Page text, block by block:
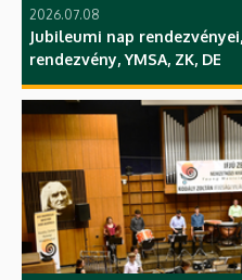
2026.07.08
Jubileumi nap
rendezvény, YMSA, ZK, DE